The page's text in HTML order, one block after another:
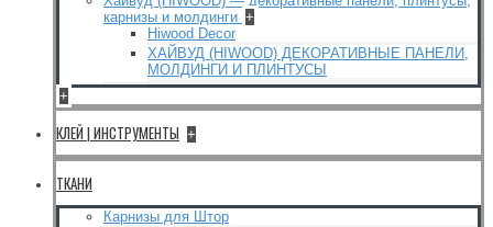
карнизы и молдинги +
Hiwood Decor
ХАЙВУД (HIWOOD) ДЕКОРАТИВНЫЕ ПАНЕЛИ,
МОЛДИНГИ И ПЛИНТУСЫ
+
КЛЕЙ | ИНСТРУМЕНТЫ +
ТКАНИ
Карнизы для Штор